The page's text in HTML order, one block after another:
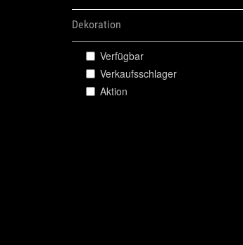
Dekoration
Verfügbar
Verkaufsschlager
Aktion